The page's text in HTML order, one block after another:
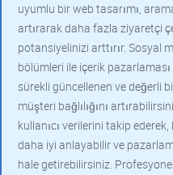
uyumlu bir web tasarımı,
artırarak daha fazla ziyaretçi
potansiyelinizi arttırır. Sosyal
bölümleri ile içerik
sürekli güncellenen ve değerli
müşteri bağlılığını
kullanıcı verilerini takip
daha iyi anlayabilir ve
hale getirebilirsiniz.